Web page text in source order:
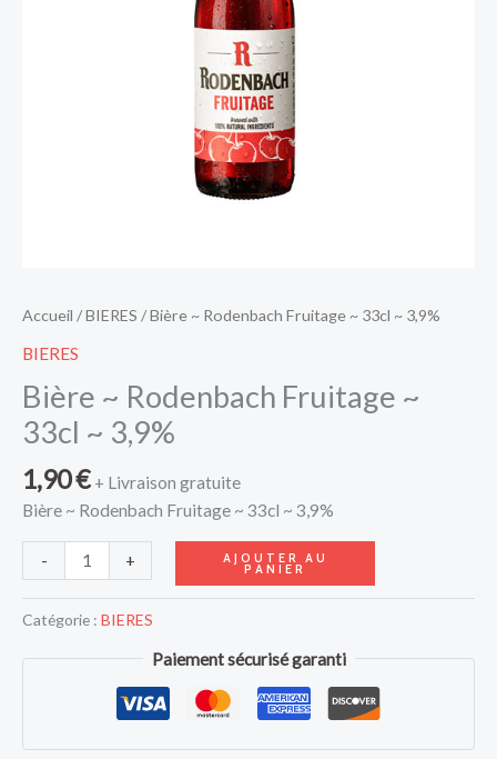
Accueil /BIERES / Bière ~ Rodenbach Fruitage ~ 33cl ~ 3,9%
BIERES
Bière ~ Rodenbach Fruitage ~
33cl ~ 3,9%
1,90€ + Livraison gratuite
Bière ~ Rodenbach Fruitage ~ 33cl ~ 3,9%
- + AJOUTER AU
PANIER
Catégorie : BIERES
Paiement sécurisé garanti